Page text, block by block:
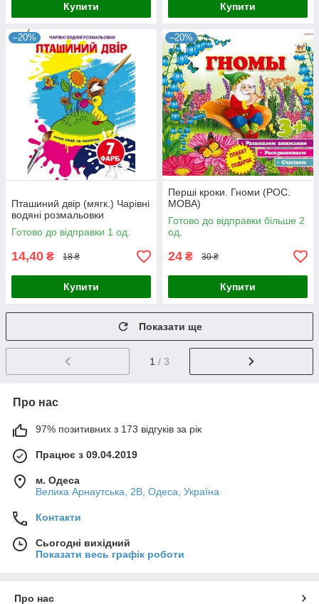
Купити Купити
–20%
Пташиний двір (мягк.) Чарівні
водяні розмальовки
Готово до відправки 1 од.
14,40 ₴ 18 ₴
Купити
–20%
Перші кроки. Гноми (РОС.
МОВА)
Готово до відправки більше 2
од.
24 ₴ 30 ₴
Купити
Показати ще
1 / 3
Про нас
97% позитивних з 173 відгуків за рік
Працює з 09.04.2019
м. Одеса
Велика Арнаутська, 2В, Одеса, Україна
Контакти
Сьогодні вихідний
Показати весь графік роботи
Про нас